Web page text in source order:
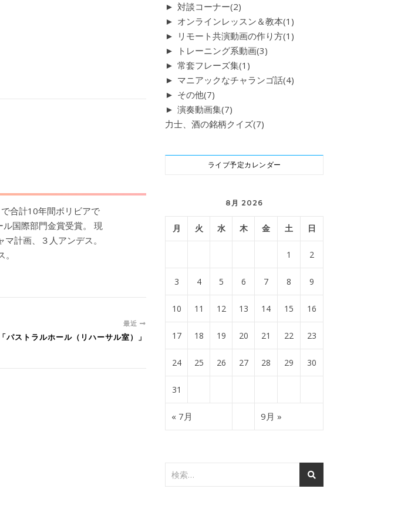
合計10年間ボリビアで
国際部門金賞受賞。 現
計画、３人アンデス。
最近
パストラルホール（リハーサル室）」
► 対談コーナー(2)
► オンラインレッスン＆教本(1)
► リモート共演動画の作り方(1)
►
トレーニング系動画(3)
► 常套フレーズ集(1)
► マニアックなチャランゴ話(4)
► その他(7)
► 演奏動画集(7)
力士、酒の銘柄クイズ(7)
ライブ予定カレンダー
8月 2026
月 火 水 木 金 土 日
1 2
3 4 5 6 7 8 9
10 11 12 13 14 15 16
17 18 19 20 21 22 23
24 25 26 27 28 29 30
31
« 7月 9月 »